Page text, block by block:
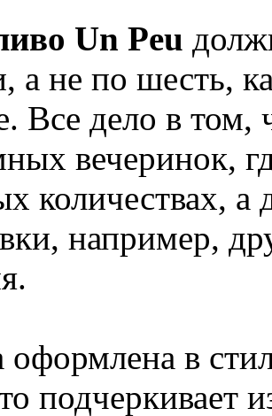
Un Peu
а не по шесть,
Все дело в том,
вечеринок,
количествах, а
например,
оформлена в
подчеркивает